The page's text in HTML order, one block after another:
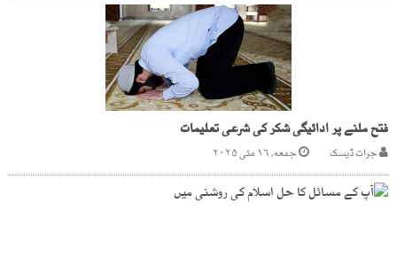
فتح ملنے پر ادائیگی شکر کی شرعی تعلیمات
جرات ڈیسک جمعه, ۱۶ مئی ۲۰۲۵